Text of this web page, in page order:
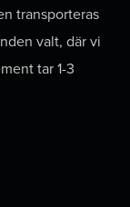
transporteras
valt, där vi
tar 1-3